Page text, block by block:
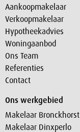
Aankoopmakelaar
Verkoopmakelaar
Hypotheekadvies
Woningaanbod
Ons Team
Referenties
Contact
Ons werkgebied
Makelaar Bronckhorst
Makelaar Dinxperlo